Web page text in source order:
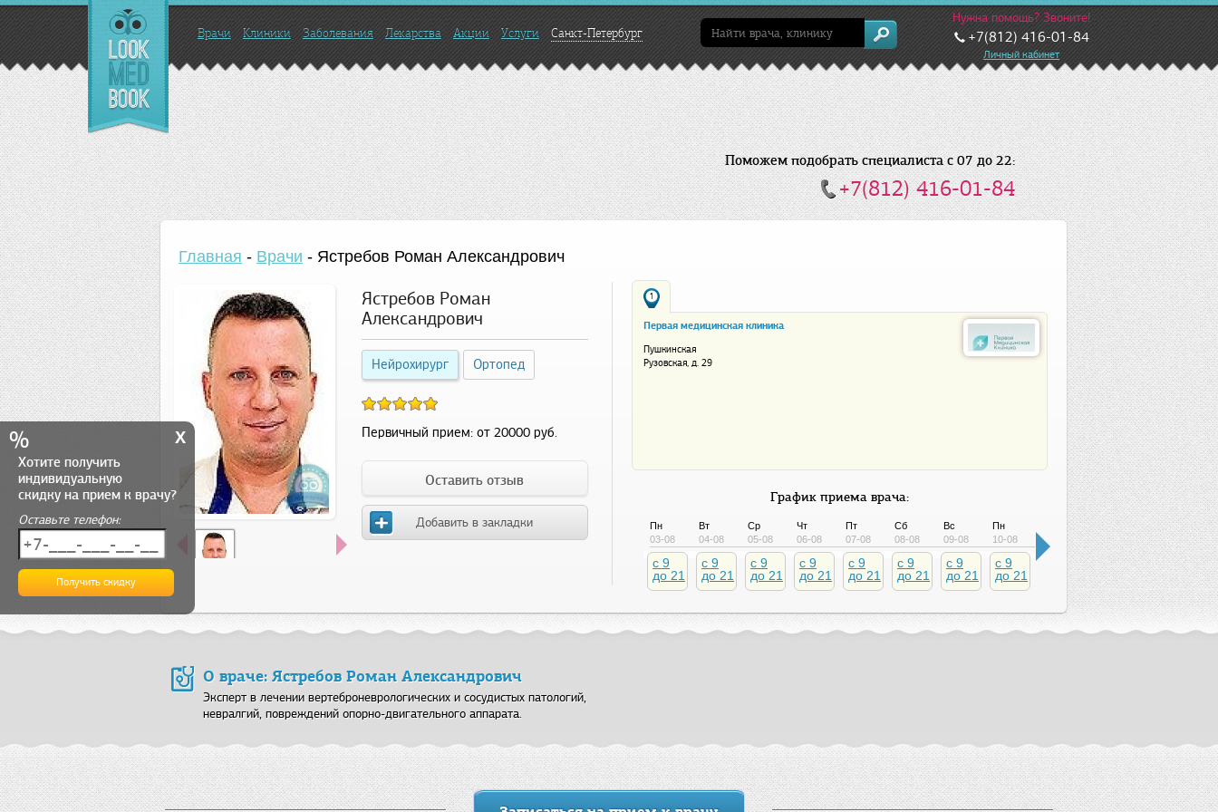
Врачи Клиники Заболевания Лекарства Акции Услуги Санкт-Петербург
Нужна помощь? Звоните!
+7(812) 416-01-84
Личный кабинет
Поможем подобрать специалиста с 07 до 22:
+7(812) 416-01-84
Главная - Врачи - Ястребов Роман Александрович
Ястребов Роман
Александрович
Нейрохирург Ортопед
Первичный прием: от 20000 руб.
Оставить отзыв
Добавить в закладки
1
Первая медицинская клиника
Пушкинская
Рузовская, д. 29
График приема врача:
Пн
03-08
c 9
до 21
Вт
04-08
c 9
до 21
Ср
05-08
c 9
до 21
Чт
06-08
c 9
до 21
Пт
07-08
c 9
до 21
Сб
08-08
c 9
до 21
Вс
09-08
c 9
до 21
Пн
10-08
c 9
до 21
11-08
до 21
Ср
12-08
c 9
до 21
Чт
13-08
c 9
до 21
Пт
14-08
c 9
до
О враче: Ястребов Роман Александрович
Эксперт в лечении вертеброневрологических и сосудистых патологий,
невралгий, повреждений опорно-двигательного аппарата.
% x
Хотите получить
индивидуальную
скидку на прием к врачу?
Оставьте телефон: